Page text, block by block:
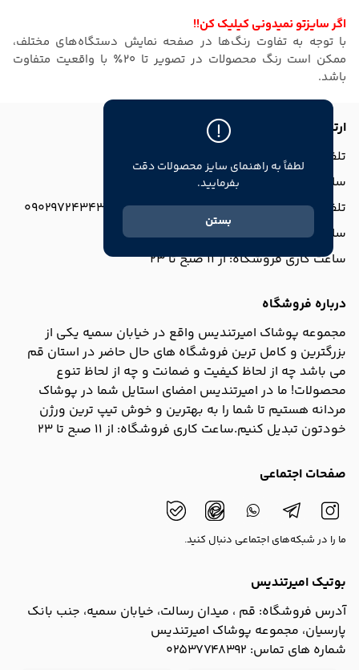
اگر سایزتو نمیدونی کیلیک کن!!
با توجه به تفاوت رنگ‌ها در صفحه نمایش دستگاه‌های مختلف،
ممکن است رنگ محصولات در تصویر تا 20٪ با واقعیت متفاوت
باشد.
لطفاً به راهنمای سایز محصولات دقت
بفرمایید.
بستن
ارتباط با ما
تلفن پشتیبانی: 09029723838
ساعت پشتیبانی: همه روزه از ساعت 11 تا 18
تلفن ثبت سفارش از طریق ایتا و بله و روبیکا: 09029724343
ساعت ثبت سفارش: همه روزه از 9 صبح تا 21
ساعت کاری فروشگاه: از 11 صبح تا 23
درباره فروشگاه
مجموعه پوشاک امیرتندیس واقع در خیابان سمیه یکی از
بزرگترین و کامل ترین فروشگاه های حال حاضر در استان قم
می باشد چه از لحاظ کیفیت و ضمانت و چه از لحاظ تنوع
محصولات! ما در امیرتندیس امضای استایل شما در پوشاک
مردانه هستیم تا شما را به بهترین و خوش تیپ ترین ورژن
خودتون تبدیل کنیم.ساعت کاری فروشگاه: از 11 صبح تا 23
صفحات اجتماعی
ما را در شبکه‌های اجتماعی دنبال کنید.
بوتیک امیرتندیس
آدرس فروشگاه: قم ، میدان رسالت، خیابان سمیه، جنب بانک
پارسیان، مجموعه پوشاک امیرتندیس
شماره های تماس: 02537748392